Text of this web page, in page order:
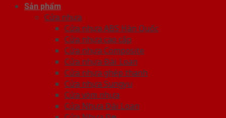
Sản phẩm
Cửa nhựa
Cửa nhựa ABS Hàn Quốc
Cửa nhựa cao cấp
Cửa nhựa Composite
Cửa nhựa Đài Loan
Cửa nhựa ghép thanh
Cửa nhựa Sungyu
Cửa vòm nhựa
Cửa Nhựa Đài Loan